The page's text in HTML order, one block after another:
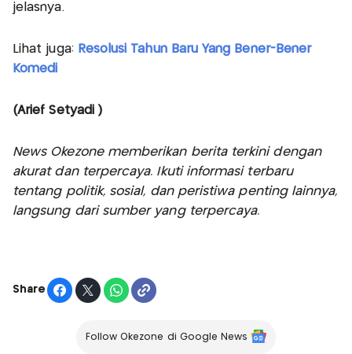
jelasnya.
Lihat juga: Resolusi Tahun Baru Yang Bener-Bener
Komedi
(Arief Setyadi )
News Okezone memberikan berita terkini dengan
akurat dan terpercaya. Ikuti informasi terbaru
tentang politik, sosial, dan peristiwa penting lainnya,
langsung dari sumber yang terpercaya.
Share
Follow Okezone di Google News